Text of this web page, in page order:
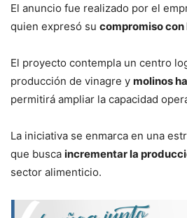
El anuncio fue realizado por el
quien expresó su compromiso con
El proyecto contempla un centro
producción de vinagre y molinos
permitirá ampliar la capacidad
La iniciativa se enmarca en una
que busca incrementar la
sector alimenticio.